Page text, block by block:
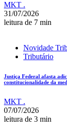
MKT .
31/07/2026
leitura de 7 min
Novidade
Tributário
Justiça Federal afasta
constitucionalidade da
MKT .
07/07/2026
leitura de 3 min